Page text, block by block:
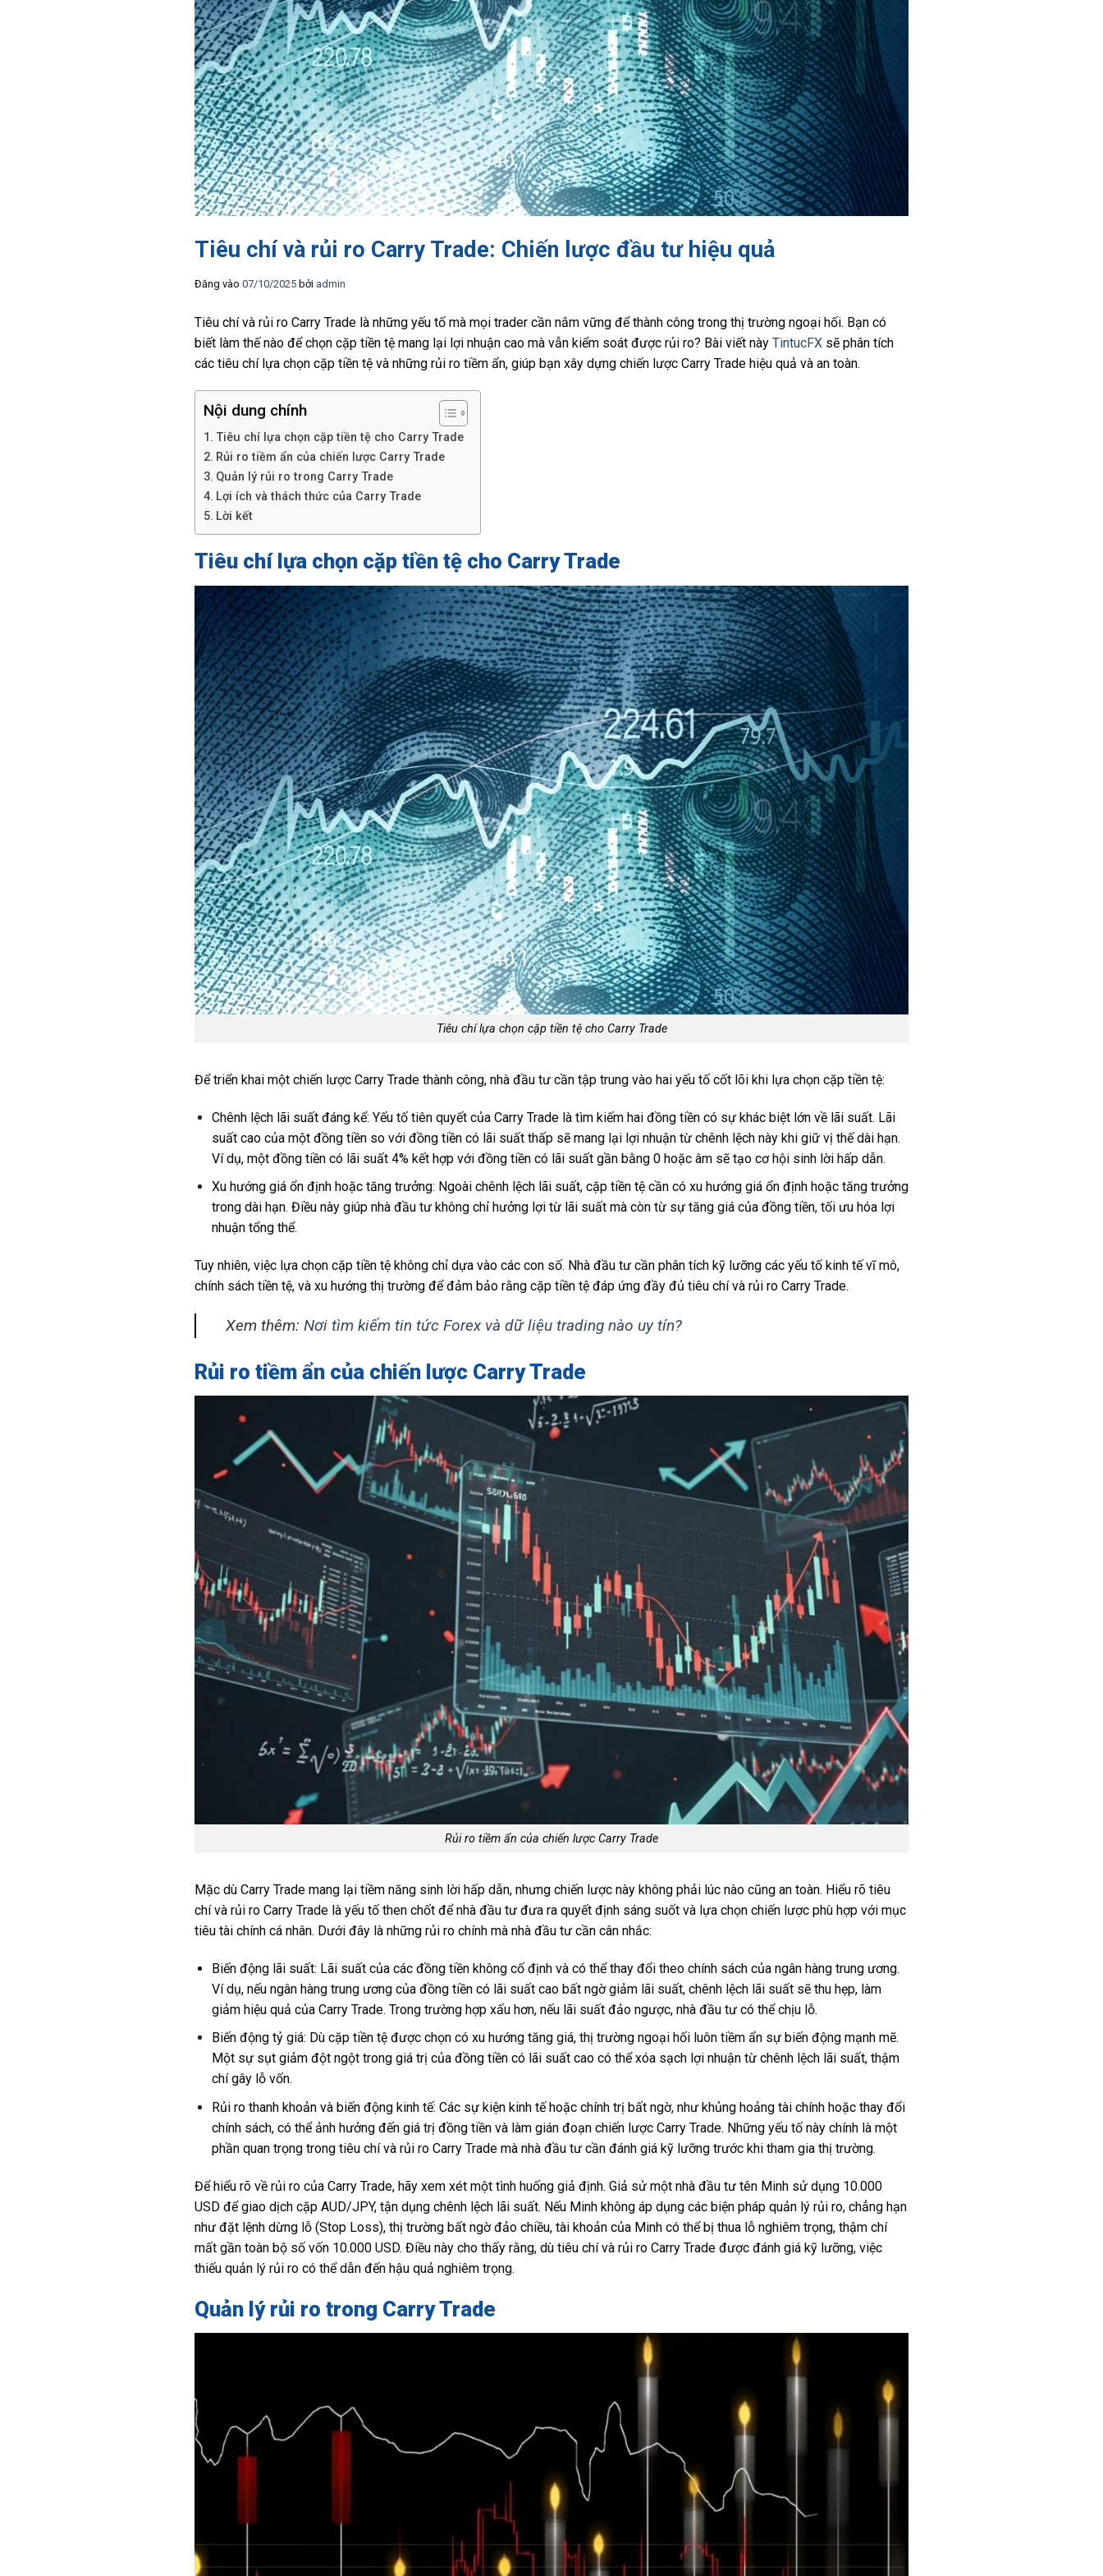
Tiêu chí và rủi ro Carry Trade: Chiến lược đầu tư hiệu quả
Đăng vào 07/10/2025 bởi admin
Tiêu chí và rủi ro Carry Trade là những yếu tố mà mọi trader cần nắm vững để thành công trong thị trường ngoại hối. Bạn có
biết làm thế nào để chọn cặp tiền tệ mang lại lợi nhuận cao mà vẫn kiểm soát được rủi ro? Bài viết này TintucFX sẽ phân tích
các tiêu chí lựa chọn cặp tiền tệ và những rủi ro tiềm ẩn, giúp bạn xây dựng chiến lược Carry Trade hiệu quả và an toàn.
Nội dung chính
Tiêu chí lựa chọn cặp tiền tệ cho Carry Trade
Rủi ro tiềm ẩn của chiến lược Carry Trade
Quản lý rủi ro trong Carry Trade
Lợi ích và thách thức của Carry Trade
Lời kết
Tiêu chí lựa chọn cặp tiền tệ cho Carry Trade
Tiêu chí lựa chọn cặp tiền tệ cho Carry Trade
Để triển khai một chiến lược Carry Trade thành công, nhà đầu tư cần tập trung vào hai yếu tố cốt lõi khi lựa chọn cặp tiền tệ:
Chênh lệch lãi suất đáng kể: Yếu tố tiên quyết của Carry Trade là tìm kiếm hai đồng tiền có sự khác biệt lớn về lãi suất. Lãi
suất cao của một đồng tiền so với đồng tiền có lãi suất thấp sẽ mang lại lợi nhuận từ chênh lệch này khi giữ vị thế dài hạn.
Ví dụ, một đồng tiền có lãi suất 4% kết hợp với đồng tiền có lãi suất gần bằng 0 hoặc âm sẽ tạo cơ hội sinh lời hấp dẫn.
Xu hướng giá ổn định hoặc tăng trưởng: Ngoài chênh lệch lãi suất, cặp tiền tệ cần có xu hướng giá ổn định hoặc tăng trưởng
trong dài hạn. Điều này giúp nhà đầu tư không chỉ hưởng lợi từ lãi suất mà còn từ sự tăng giá của đồng tiền, tối ưu hóa lợi
nhuận tổng thể.
Tuy nhiên, việc lựa chọn cặp tiền tệ không chỉ dựa vào các con số. Nhà đầu tư cần phân tích kỹ lưỡng các yếu tố kinh tế vĩ mô,
chính sách tiền tệ, và xu hướng thị trường để đảm bảo rằng cặp tiền tệ đáp ứng đầy đủ tiêu chí và rủi ro Carry Trade.
Xem thêm: Nơi tìm kiếm tin tức Forex và dữ liệu trading nào uy tín?
Rủi ro tiềm ẩn của chiến lược Carry Trade
Rủi ro tiềm ẩn của chiến lược Carry Trade
Mặc dù Carry Trade mang lại tiềm năng sinh lời hấp dẫn, nhưng chiến lược này không phải lúc nào cũng an toàn. Hiểu rõ tiêu
chí và rủi ro Carry Trade là yếu tố then chốt để nhà đầu tư đưa ra quyết định sáng suốt và lựa chọn chiến lược phù hợp với mục
tiêu tài chính cá nhân. Dưới đây là những rủi ro chính mà nhà đầu tư cần cân nhắc:
Biến động lãi suất: Lãi suất của các đồng tiền không cố định và có thể thay đổi theo chính sách của ngân hàng trung ương.
Ví dụ, nếu ngân hàng trung ương của đồng tiền có lãi suất cao bất ngờ giảm lãi suất, chênh lệch lãi suất sẽ thu hẹp, làm
giảm hiệu quả của Carry Trade. Trong trường hợp xấu hơn, nếu lãi suất đảo ngược, nhà đầu tư có thể chịu lỗ.
Biến động tỷ giá: Dù cặp tiền tệ được chọn có xu hướng tăng giá, thị trường ngoại hối luôn tiềm ẩn sự biến động mạnh mẽ.
Một sự sụt giảm đột ngột trong giá trị của đồng tiền có lãi suất cao có thể xóa sạch lợi nhuận từ chênh lệch lãi suất, thậm
chí gây lỗ vốn.
Rủi ro thanh khoản và biến động kinh tế: Các sự kiện kinh tế hoặc chính trị bất ngờ, như khủng hoảng tài chính hoặc thay đổi
chính sách, có thể ảnh hưởng đến giá trị đồng tiền và làm gián đoạn chiến lược Carry Trade. Những yếu tố này chính là một
phần quan trọng trong tiêu chí và rủi ro Carry Trade mà nhà đầu tư cần đánh giá kỹ lưỡng trước khi tham gia thị trường.
Để hiểu rõ về rủi ro của Carry Trade, hãy xem xét một tình huống giả định. Giả sử một nhà đầu tư tên Minh sử dụng 10.000
USD để giao dịch cặp AUD/JPY, tận dụng chênh lệch lãi suất. Nếu Minh không áp dụng các biện pháp quản lý rủi ro, chẳng hạn
như đặt lệnh dừng lỗ (Stop Loss), thị trường bất ngờ đảo chiều, tài khoản của Minh có thể bị thua lỗ nghiêm trọng, thậm chí
mất gần toàn bộ số vốn 10.000 USD. Điều này cho thấy rằng, dù tiêu chí và rủi ro Carry Trade được đánh giá kỹ lưỡng, việc
thiếu quản lý rủi ro có thể dẫn đến hậu quả nghiêm trọng.
Quản lý rủi ro trong Carry Trade